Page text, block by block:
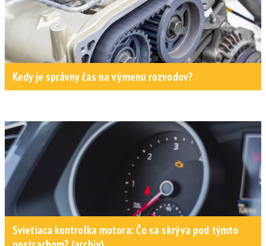
Kedy je správny čas na výmenu rozvodov?
Svietiaca kontrolka motora: Čo sa skrýva pod týmto